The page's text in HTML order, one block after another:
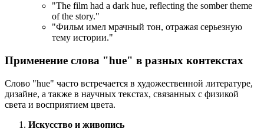
"The film had a dark hue, reflecting the somber theme
of the story."
"Фильм имел мрачный тон, отражая серьезную
тему истории."
Применение слова "hue" в разных контекстах
Слово "hue" часто встречается в художественной литературе,
дизайне, а также в научных текстах, связанных с физикой
света и восприятием цвета.
Искусство и живопись